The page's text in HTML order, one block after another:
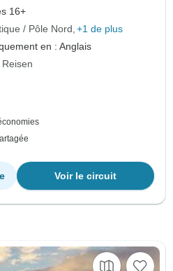
16+
/ Pôle Nord +1 de plus
en : Anglais
Reisen
Voir le circuit